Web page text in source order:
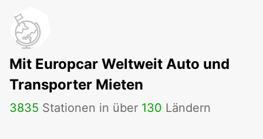
Mit Europcar Weltweit Auto und
Transporter Mieten
3835 Stationen in über 130 Ländern